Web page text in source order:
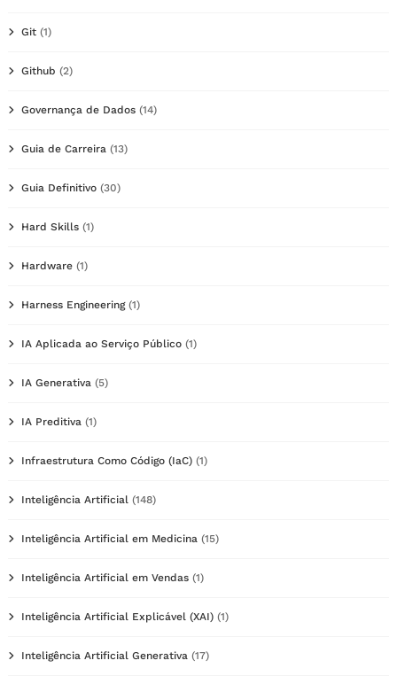
Git (1)
Github (2)
Governança de Dados (14)
Guia de Carreira (13)
Guia Definitivo (30)
Hard Skills (1)
Hardware (1)
Harness Engineering(1)
IA Aplicada ao Serviço Público (1)
IA Generativa (5)
IA Preditiva (1)
Infraestrutura Como Código (IaC) (1)
Inteligência Artificial (148)
Inteligência Artificial em Medicina (15)
Inteligência Artificial em Vendas (1)
Inteligência Artificial Explicável (XAI) (1)
Inteligência Artificial Generativa (17)